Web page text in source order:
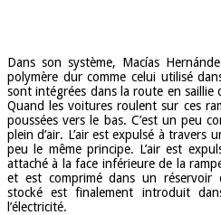
Dans son système, Macías
polymère dur comme celui utilisé
sont intégrées dans la route en saillie
Quand les voitures roulent sur ces
poussées vers le bas. C’est un peu
plein d’air. L’air est expulsé à travers
peu le même principe. L’air est
attaché à la face inférieure de la
et est comprimé dans un réservoir
stocké est finalement introduit
l’électricité.